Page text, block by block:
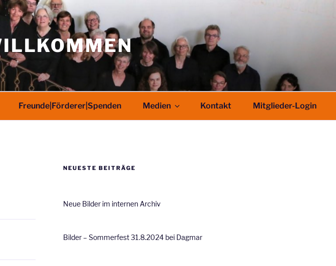
Freunde|Förderer|Spenden Medien Kontakt Mitglieder-Login
NEUESTE BEITRÄGE
Neue Bilder im internen Archiv
Bilder – Sommerfest 31.8.2024 bei Dagmar